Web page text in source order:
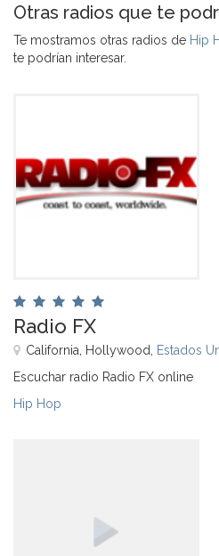
Otras radios que te
Te mostramos otras radios de Hip
te podrían interesar.
Radio FX
California, Hollywood, Estados
Escuchar radio Radio FX online
Hip Hop